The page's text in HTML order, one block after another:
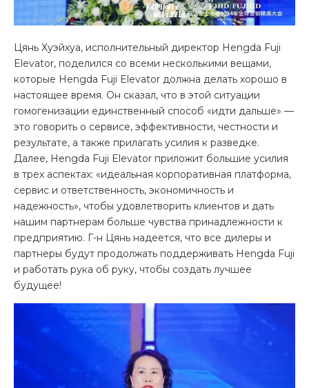
Цянь Хуэйхуа, исполнительный директор Hengda Fuji
Elevator, поделился со всеми несколькими вещами,
которые Hengda Fuji Elevator должна делать хорошо в
настоящее время. Он сказал, что в этой ситуации
гомогенизации единственный способ «идти дальше» —
это говорить о сервисе, эффективности, честности и
результате, а также прилагать усилия к разведке.
Далее, Hengda Fuji Elevator приложит большие усилия
в трех аспектах: «идеальная корпоративная платформа,
сервис и ответственность, экономичность и
надежность», чтобы удовлетворить клиентов и дать
нашим партнерам больше чувства принадлежности к
предприятию. Г-н Цянь надеется, что все дилеры и
партнеры будут продолжать поддерживать Hengda Fuji
и работать рука об руку, чтобы создать лучшее
будущее!